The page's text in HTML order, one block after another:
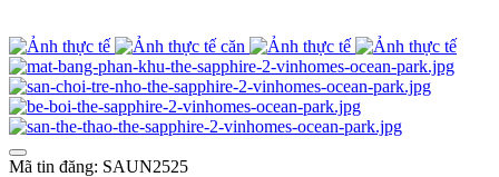
Mã tin đăng: SAUN2525